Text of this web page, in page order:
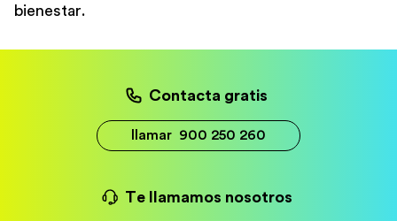
bienestar.
Contacta gratis
llamar 900 250 260
Te llamamos nosotros